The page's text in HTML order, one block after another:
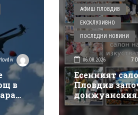
в
АФИШ ПЛОВДИВ
ЕКСКЛУЗИВНО
ПОСЛЕДНИ НОВИНИ
06.08.2026 7
Есенният
Пловдив
донжуанския
спектакъл на
Донков